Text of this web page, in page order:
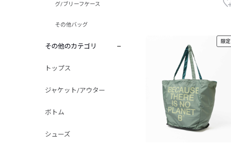
グ/ブリーフケース
その他バッグ
その他のカテゴリ
トップス
ジャケット/アウター
ボトム
シューズ
限定